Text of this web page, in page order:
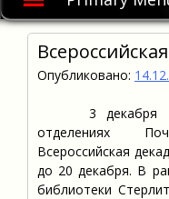
Опубликовано:
3 декабря
отделениях
Всероссийская
до 20 декабря. В
библиотеки